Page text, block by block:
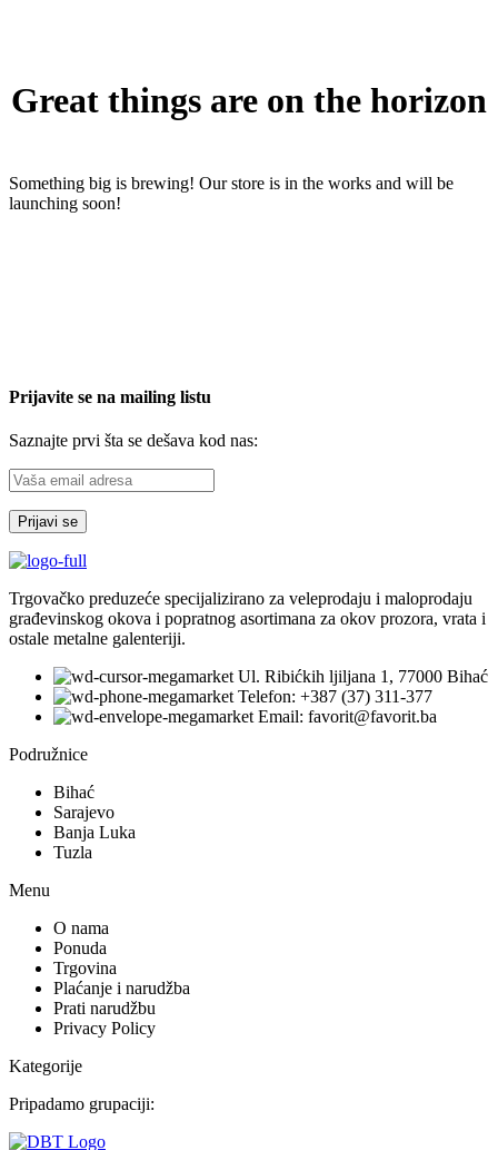
Great things are on the horizon
Something big is brewing! Our store is in the works and will be
launching soon!
Prijavite se na mailing listu
Saznajte prvi šta se dešava kod nas:
Trgovačko preduzeće specijalizirano za veleprodaju i maloprodaju
građevinskog okova i popratnog asortimana za okov prozora, vrata i
ostale metalne galenteriji.
Ul. Ribićkih ljiljana 1, 77000 Bihać
Telefon: +387 (37) 311-377
Email: favorit@favorit.ba
Podružnice
Bihać
Sarajevo
Banja Luka
Tuzla
Menu
O nama
Ponuda
Trgovina
Plaćanje i narudžba
Prati narudžbu
Privacy Policy
Kategorije
Pripadamo grupaciji: